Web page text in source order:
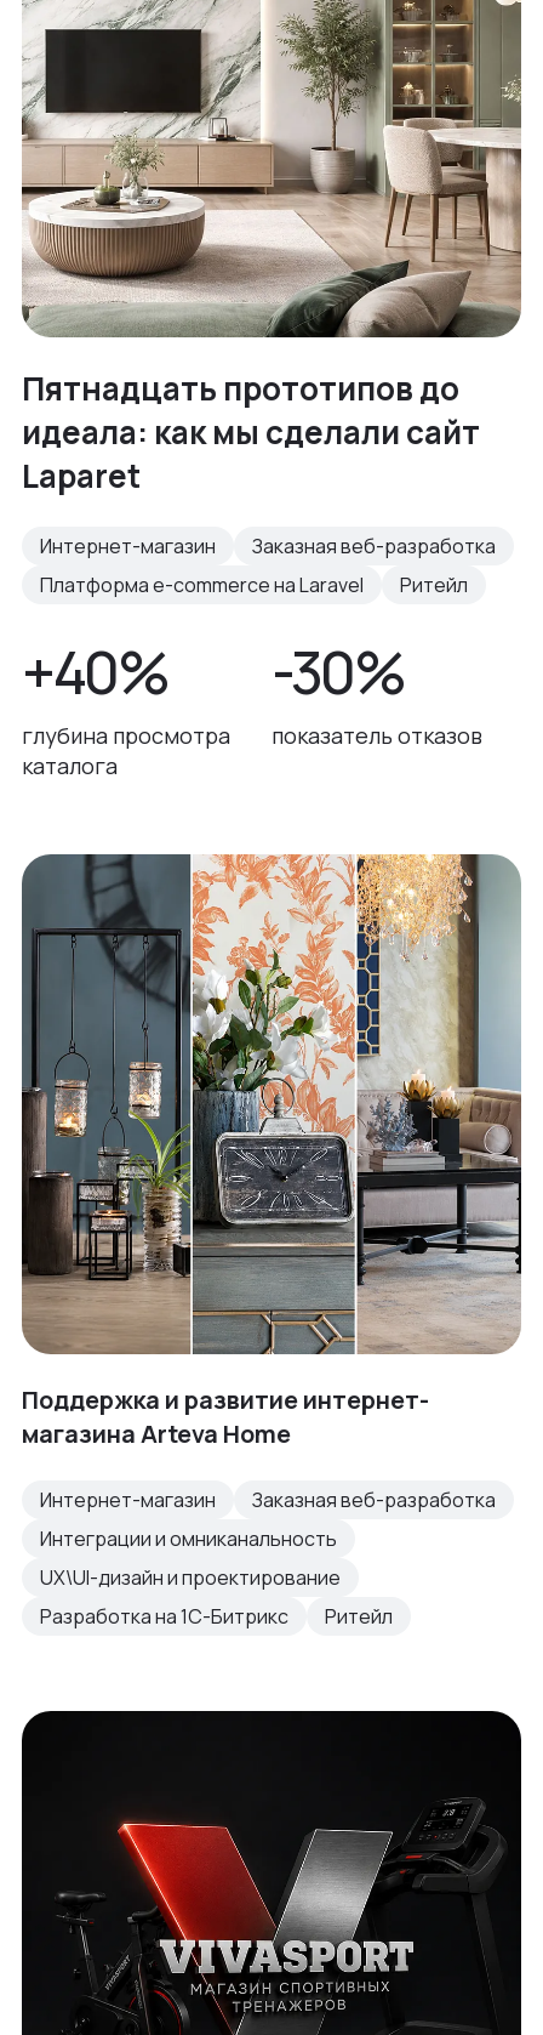
Пятнадцать прототипов до
идеала: как мы сделали сайт
Laparet
Интернет-магазин
Заказная веб-разработка
Платформа e-commerce на Laravel
Ритейл
+40%
глубина просмотра
каталога
-30%
показатель отказов
Поддержка и развитие интернет-
магазина Arteva Home
Интернет-магазин
Заказная веб-разработка
Интеграции и омниканальность
UX\UI-дизайн и проектирование
Разработка на 1С-Битрикс
Ритейл